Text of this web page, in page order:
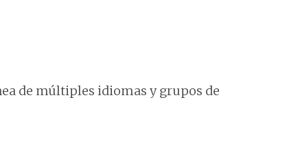
de múltiples idiomas y grupos de